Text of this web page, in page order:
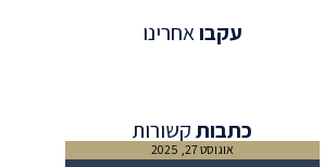
עקבואחרינו
כתבותקשורות
אוגוסט 27, 2025